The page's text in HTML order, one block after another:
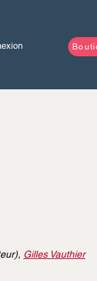
Gilles Vauthier